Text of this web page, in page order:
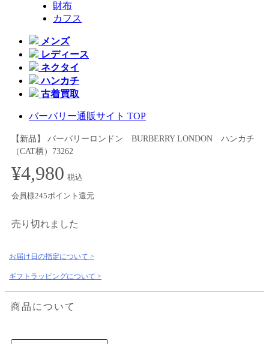
財布
カフス
メンズ
レディース
ネクタイ
ハンカチ
古着買取
バーバリー通販サイト TOP
【新品】 バーバリーロンドン BURBERRY LONDON ハンカチ
（CAT柄）73262
¥4,980 税込
会員様245ポイント還元
売り切れました
お届け日の指定について >
ギフトラッピングについて >
商品について